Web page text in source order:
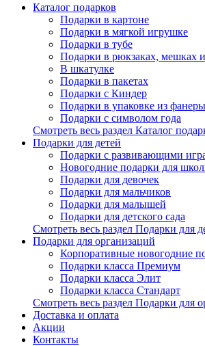
Каталог подарков
Подарки в картоне
Подарки в мягкой игрушке
Подарки в тубе
Подарки в рюкзаках, мешках
В шкатулке
Подарки в пакетах
Подарки с Киндер
Подарки в упаковке из фанеры
Подарки с символом года
Смотреть весь раздел Каталог
Подарки для детей
Подарки с развивающими
Новогодние подарки для
Подарки для девочек
Подарки для мальчиков
Подарки для малышей
Подарки для детского сада
Смотреть весь раздел Подарки для
Подарки для организаций
Корпоративные новогодние
Подарки класса Премиум
Подарки класса Элит
Подарки класса Стандарт
Смотреть весь раздел Подарки для
Доставка и оплата
Акции
Контакты